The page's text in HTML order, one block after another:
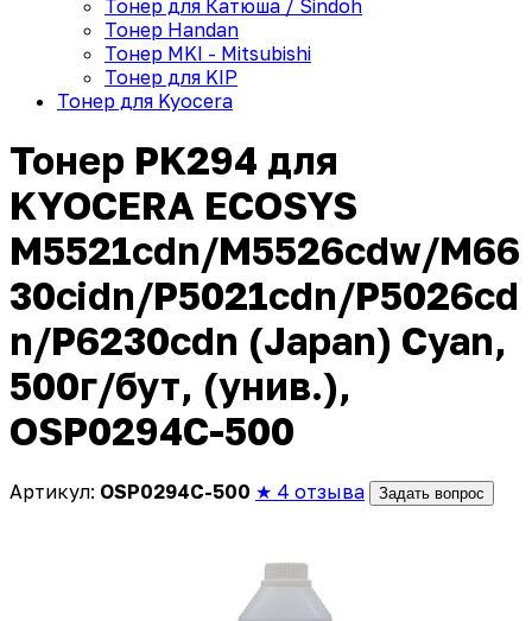
Тонер для Катюша / Sindoh
Тонер Handan
Тонер MKI - Mitsubishi
Тонер для KIP
Тонер для Kyocera
Тонер PK294 для
KYOCERA ECOSYS
M5521cdn/M5526cdw/M66
30cidn/P5021cdn/P5026cd
n/P6230cdn (Japan) Cyan,
500г/бут, (унив.),
OSP0294C-500
Артикул: OSP0294C-500 ★ 4 отзыва Задать вопрос